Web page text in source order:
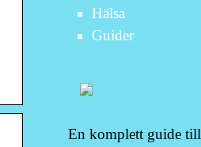
Hälsa
Guider
En komplett guide till